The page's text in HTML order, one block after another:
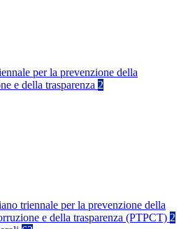
per la prevenzione della
e della trasparenza 2
triennale per la prevenzione della
e della trasparenza (PTPCT) 2